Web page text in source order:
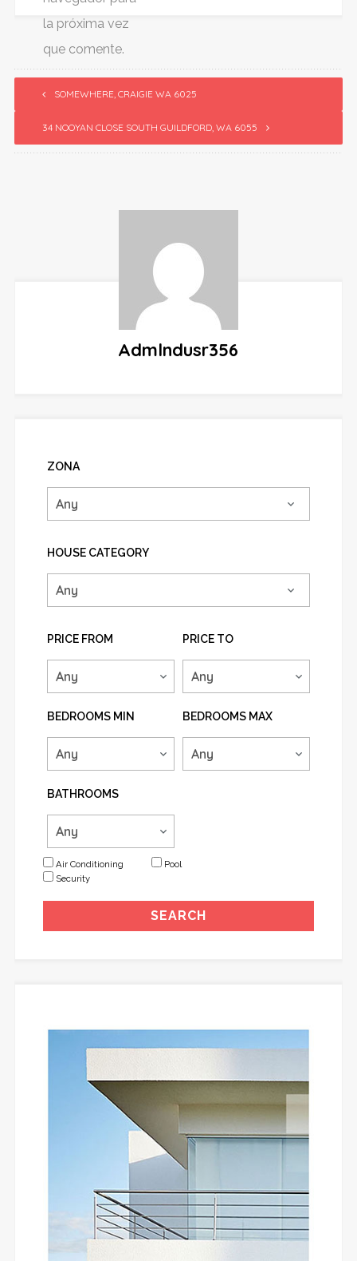
la próxima vez
que comente.
SOMEWHERE, CRAIGIE WA 6025
34 NOOYAN CLOSE SOUTH GUILDFORD, WA 6055
Admlndusr356
ZONA
HOUSE CATEGORY
PRICE FROM PRICE TO
BEDROOMS MIN BEDROOMS MAX
BATHROOMS
Air Conditioning
Pool
Security